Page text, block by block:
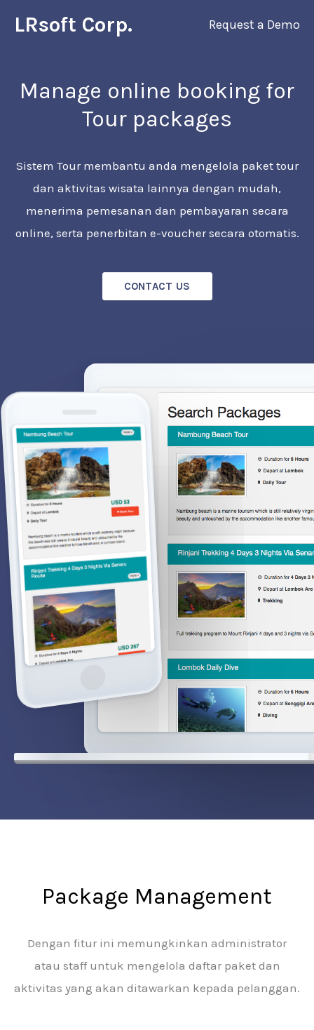
LRsoft Corp. Request a Demo
Manage online booking for
Tour packages
Sistem Tour membantu anda mengelola paket tour
dan aktivitas wisata lainnya dengan mudah,
menerima pemesanan dan pembayaran secara
online, serta penerbitan e-voucher secara otomatis.
CONTACT US
Package Management
Dengan fitur ini memungkinkan administrator
atau staff untuk mengelola daftar paket dan
aktivitas yang akan ditawarkan kepada pelanggan.